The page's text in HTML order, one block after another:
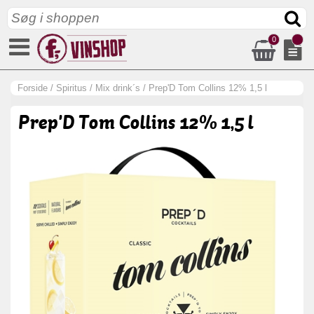
0
Forside / Spiritus / Mix drink´s / Prep'D Tom Collins 12% 1,5 l
Prep'D Tom Collins 12% 1,5 l